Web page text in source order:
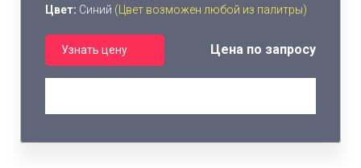
Цвет: Синий (Цвет возможен любой из палитры)
Узнать цену Цена по запросу